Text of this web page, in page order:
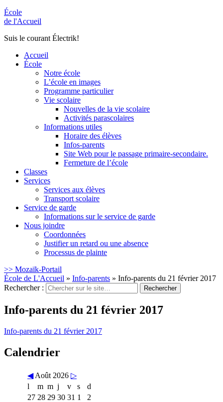
École
de l'Accueil
Suis le courant Électrik!
Accueil
École
Notre école
L’école en images
Programme particulier
Vie scolaire
Nouvelles de la vie scolaire
Activités parascolaires
Informations utiles
Horaire des élèves
Infos-parents
Site Web pour le passage primaire-secondaire.
Fermeture de l’école
Classes
Services
Services aux élèves
Transport scolaire
Service de garde
Informations sur le service de garde
Nous joindre
Coordonnées
Justifier un retard ou une absence
Processus de plainte
>> Mozaïk-Portail
École de L'Accueil » Info-parents » Info-parents du 21 février 2017
Rechercher :
Info-parents du 21 février 2017
Info-parents du 21 février 2017
Calendrier
◀ Août 2026 ▷
l
m m j v s
d
27 28 29 30 31 1
2